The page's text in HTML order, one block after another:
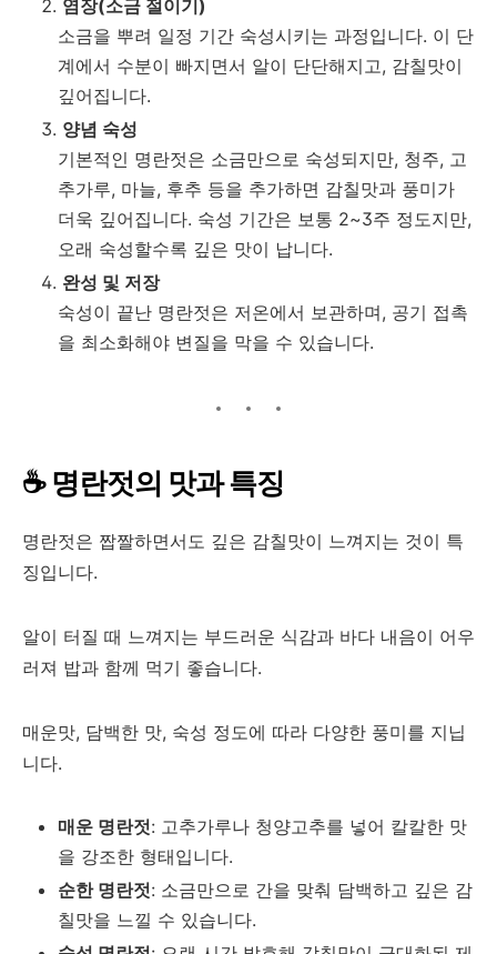
염장(소금 절이기)
소금을 뿌려 일정 기간 숙성시키는 과정입니다. 이 단
계에서 수분이 빠지면서 알이 단단해지고, 감칠맛이
깊어집니다.
양념 숙성
기본적인 명란젓은 소금만으로 숙성되지만, 청주, 고
추가루, 마늘, 후추 등을 추가하면 감칠맛과 풍미가
더욱 깊어집니다. 숙성 기간은 보통 2~3주 정도지만,
오래 숙성할수록 깊은 맛이 납니다.
완성 및 저장
숙성이 끝난 명란젓은 저온에서 보관하며, 공기 접촉
을 최소화해야 변질을 막을 수 있습니다.
☕ 명란젓의 맛과 특징
명란젓은 짭짤하면서도 깊은 감칠맛이 느껴지는 것이 특
징입니다.
알이 터질 때 느껴지는 부드러운 식감과 바다 내음이 어우
러져 밥과 함께 먹기 좋습니다.
매운맛, 담백한 맛, 숙성 정도에 따라 다양한 풍미를 지닙
니다.
매운 명란젓: 고추가루나 청양고추를 넣어 칼칼한 맛
을 강조한 형태입니다.
순한 명란젓: 소금만으로 간을 맞춰 담백하고 깊은 감
칠맛을 느낄 수 있습니다.